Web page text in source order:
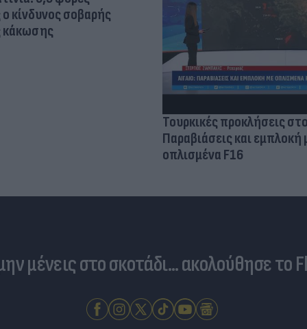
κίνδυνος σοβαρής
κάκωσης
Τουρκικές προκλήσεις
Παραβιάσεις και εμπλοκή
οπλισμένα F16
μένεις στο σκοτάδι... ακολούθησε το